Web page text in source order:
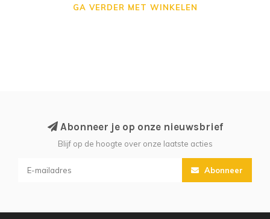
GA VERDER MET WINKELEN
Abonneer je op onze nieuwsbrief
Blijf op de hoogte over onze laatste acties
Abonneer